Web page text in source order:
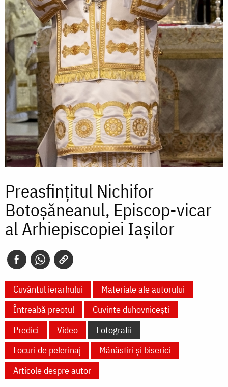
Preasfințitul Nichifor
Botoșăneanul, Episcop-vicar
al Arhiepiscopiei Iașilor
Cuvântul ierarhului
Materiale ale autorului
Întreabă preotul
Cuvinte duhovnicești
Predici
Video
Fotografii
Locuri de pelerinaj
Mănăstiri și biserici
Articole despre autor